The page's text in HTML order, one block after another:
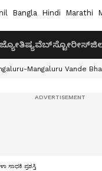
Bangla Hindi Marathi
ಜ್ಯೋತಿಷ್ಯವೆಬ್‌ಸ್ಟೋರೀಸ್
Mangaluru Vande
ಸಾಧಕಿ ಪ್ರಶಸ್ತಿ